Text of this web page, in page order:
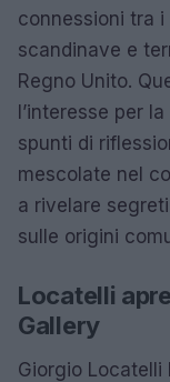
connessioni tra
scandinave e
Regno Unito.
l’interesse per
spunti di
mescolate nel
a rivelare
sulle origini
Locatelli
Gallery
Giorgio Locatelli